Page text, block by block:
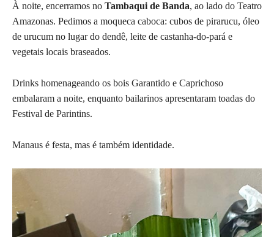
À noite, encerramos no Tambaqui de Banda, ao lado do Teatro
Amazonas. Pedimos a moqueca caboca: cubos de pirarucu, óleo
de urucum no lugar do dendê, leite de castanha-do-pará e
vegetais locais braseados.
Drinks homenageando os bois Garantido e Caprichoso
embalaram a noite, enquanto bailarinos apresentaram toadas do
Festival de Parintins.
Manaus é festa, mas é também identidade.